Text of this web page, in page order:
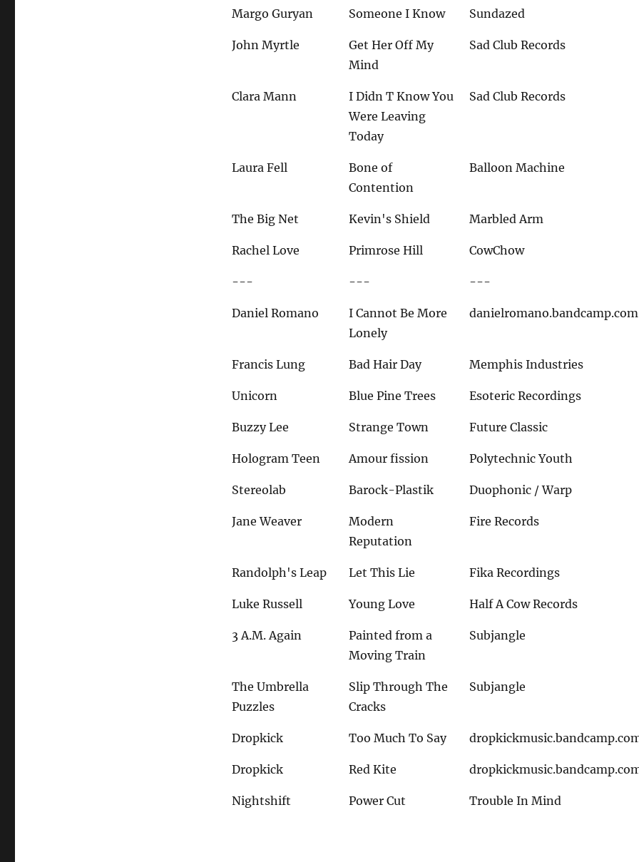
Margo Guryan Someone I Know Sundazed
John Myrtle
Get Her Off My
Mind
Sad Club Records
Clara Mann
I Didn T Know You
Were Leaving
Today
Sad Club Records
Laura Fell
Bone of
Contention
Balloon Machine
The Big Net Kevin's Shield Marbled Arm
Rachel Love Primrose Hill CowChow
--- --- ---
Daniel Romano
I Cannot Be More
Lonely
danielromano.bandcamp.com
Francis Lung Bad Hair Day Memphis Industries
Unicorn Blue Pine Trees Esoteric Recordings
Buzzy Lee Strange Town Future Classic
Hologram Teen Amour fission Polytechnic Youth
Stereolab Barock-Plastik Duophonic / Warp
Jane Weaver
Modern
Reputation
Fire Records
Randolph's Leap Let This Lie Fika Recordings
Luke Russell Young Love Half A Cow Records
3 A.M. Again
Painted from a
Moving Train
Subjangle
The Umbrella
Puzzles
Slip Through The
Cracks
Subjangle
Dropkick Too Much To Say
Dropkick Red Kite
Nightshift Power Cut Trouble In Mind